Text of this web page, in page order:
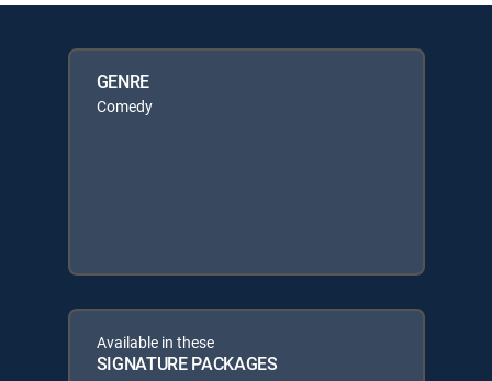
GENRE
Comedy
Available in these
SIGNATURE PACKAGES